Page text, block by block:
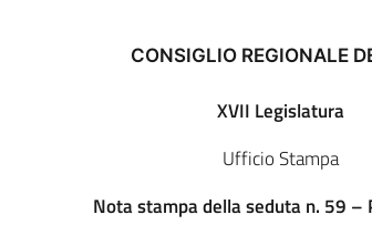
CONSIGLIO REGIONALE
XVII Legislatura
Ufficio Stampa
Nota stampa della seduta n. 59 –